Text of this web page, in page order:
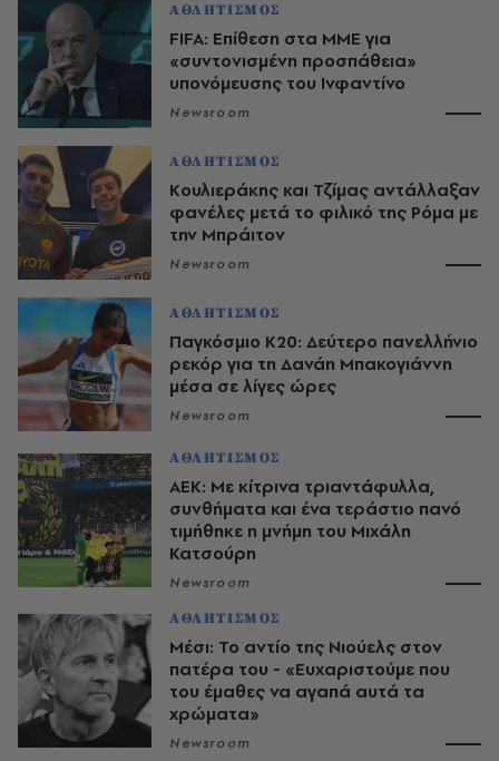
ΑΘΛΗΤΙΣΜΟΣ
FIFA: Επίθεση στα ΜΜΕ για
«συντονισμένη προσπάθεια»
υπονόμευσης του Ινφαντίνο
Newsroom
ΑΘΛΗΤΙΣΜΟΣ
Κουλιεράκης και Τζίμας αντάλλαξαν
φανέλες μετά το φιλικό της Ρόμα με
την Μπράιτον
Newsroom
ΑΘΛΗΤΙΣΜΟΣ
Παγκόσμιο Κ20: Δεύτερο πανελλήνιο
ρεκόρ για τη Δανάη Μπακογιάννη
μέσα σε λίγες ώρες
Newsroom
ΑΘΛΗΤΙΣΜΟΣ
ΑΕΚ: Με κίτρινα τριαντάφυλλα,
συνθήματα και ένα τεράστιο πανό
τιμήθηκε η μνήμη του Μιχάλη
Κατσούρη
Newsroom
ΑΘΛΗΤΙΣΜΟΣ
Μέσι: Το αντίο της Νιούελς στον
πατέρα του - «Ευχαριστούμε που
του έμαθες να αγαπά αυτά τα
χρώματα»
Newsroom